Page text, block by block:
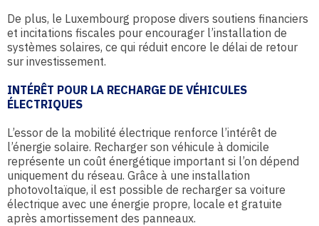
De plus, le Luxembourg propose divers soutiens financiers
et incitations fiscales pour encourager l’installation de
systèmes solaires, ce qui réduit encore le délai de retour
sur investissement.
INTÉRÊT POUR LA RECHARGE DE VÉHICULES
ÉLECTRIQUES
L’essor de la mobilité électrique renforce l’intérêt de
l’énergie solaire. Recharger son véhicule à domicile
représente un coût énergétique important si l’on dépend
uniquement du réseau. Grâce à une installation
photovoltaïque, il est possible de recharger sa voiture
électrique avec une énergie propre, locale et gratuite
après amortissement des panneaux.